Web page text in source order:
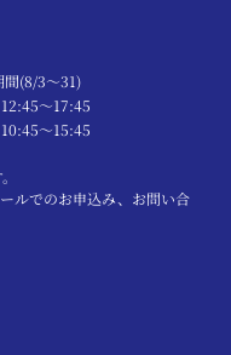
間(8/3～31)
〜17:45
〜15:45
ルでのお申込み、お問い合